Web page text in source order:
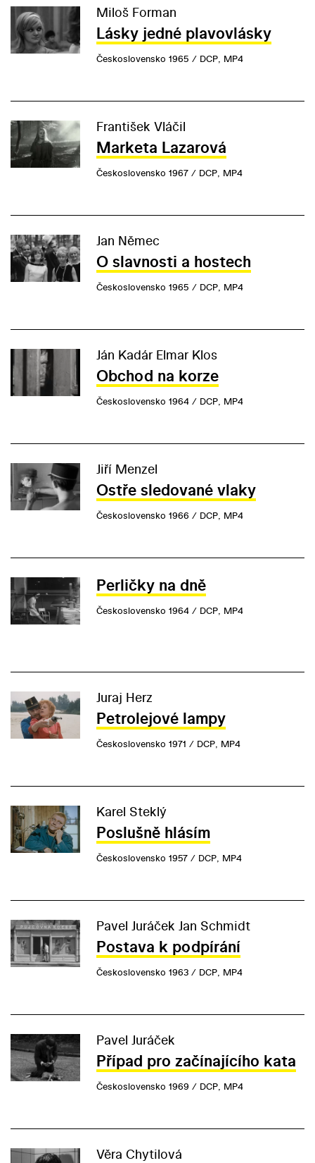
Miloš Forman
Lásky jedné plavovlásky
Československo 1965 / DCP, MP4
František Vláčil
Marketa Lazarová
Československo 1967 / DCP, MP4
Jan Němec
O slavnosti a hostech
Československo 1965 / DCP, MP4
Ján Kadár Elmar Klos
Obchod na korze
Československo 1964 / DCP, MP4
Jiří Menzel
Ostře sledované vlaky
Československo 1966 / DCP, MP4
Perličky na dně
Československo 1964 / DCP, MP4
Juraj Herz
Petrolejové lampy
Československo 1971 / DCP, MP4
Karel Steklý
Poslušně hlásím
Československo 1957 / DCP, MP4
Pavel Juráček Jan Schmidt
Postava k podpírání
Československo 1963 / DCP, MP4
Pavel Juráček
Případ pro začínajícího kata
Československo 1969 / DCP, MP4
Věra Chytilová